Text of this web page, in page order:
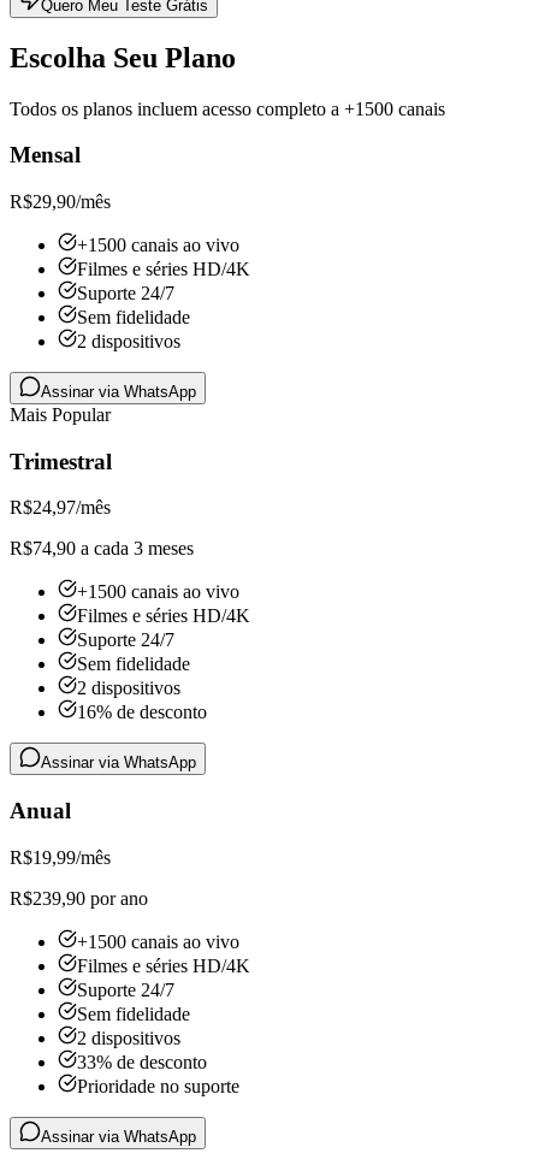
Quero Meu Teste Grátis
Escolha Seu Plano
Todos os planos incluem acesso completo a +1500 canais
Mensal
R$29,90/mês
+1500 canais ao vivo
Filmes e séries HD/4K
Suporte 24/7
Sem fidelidade
2 dispositivos
Assinar via WhatsApp
Mais Popular
Trimestral
R$24,97/mês
R$74,90 a cada 3 meses
+1500 canais ao vivo
Filmes e séries HD/4K
Suporte 24/7
Sem fidelidade
2 dispositivos
16% de desconto
Assinar via WhatsApp
Anual
R$19,99/mês
R$239,90 por ano
+1500 canais ao vivo
Filmes e séries HD/4K
Suporte 24/7
Sem fidelidade
2 dispositivos
33% de desconto
Prioridade no suporte
Assinar via WhatsApp